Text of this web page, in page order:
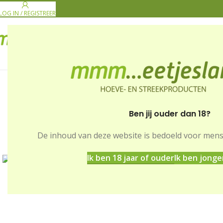
Ben jij ouder dan 18?
De inhoud van deze website is bedoeld voor
Ik ben 18 jaar of ouderIk ben
IN / REGISTREER
Home Winkel Zuivel & dessert Geitenkaas – Roulade